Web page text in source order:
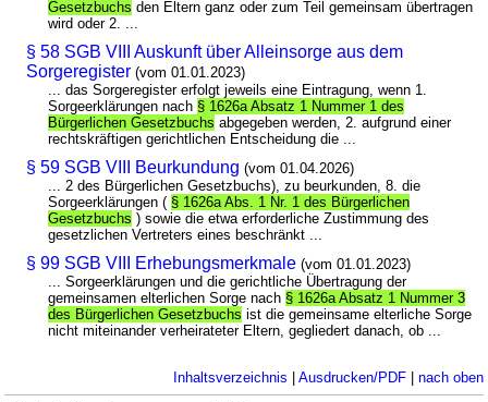
Gesetzbuchs den Eltern ganz oder zum Teil gemeinsam übertragen
wird oder 2. ...
§ 58 SGB VIII Auskunft über Alleinsorge aus dem
Sorgeregister (vom 01.01.2023)
... das Sorgeregister erfolgt jeweils eine Eintragung, wenn 1.
Sorgeerklärungen nach § 1626a Absatz 1 Nummer 1 des
Bürgerlichen Gesetzbuchs abgegeben werden, 2. aufgrund einer
rechtskräftigen gerichtlichen Entscheidung die ...
§ 59 SGB VIII Beurkundung (vom 01.04.2026)
... 2 des Bürgerlichen Gesetzbuchs), zu beurkunden, 8. die
Sorgeerklärungen ( § 1626a Abs. 1 Nr. 1 des Bürgerlichen
Gesetzbuchs ) sowie die etwa erforderliche Zustimmung des
gesetzlichen Vertreters eines beschränkt ...
§ 99 SGB VIII Erhebungsmerkmale (vom 01.01.2023)
... Sorgeerklärungen und die gerichtliche Übertragung der
gemeinsamen elterlichen Sorge nach § 1626a Absatz 1 Nummer 3
des Bürgerlichen Gesetzbuchs ist die gemeinsame elterliche Sorge
nicht miteinander verheirateter Eltern, gegliedert danach, ob ...
Inhaltsverzeichnis | Ausdrucken/PDF| nach oben